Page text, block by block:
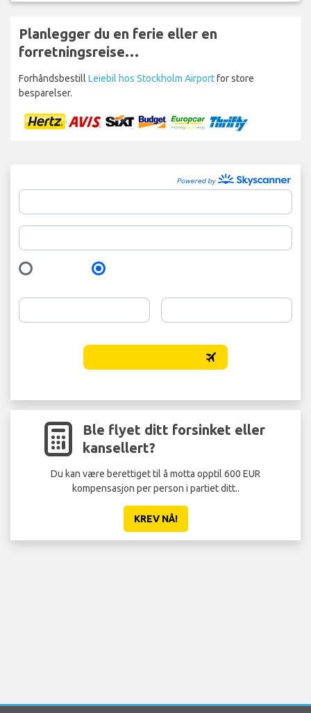
Planlegger du en ferie eller en
forretningsreise…
Forhåndsbestill Leiebil hos Stockholm Airportfor store
besparelser.
Ble flyet ditt forsinket eller
kansellert?
Du kan være berettiget til å motta opptil 600 EUR
kompensasjon per person i partiet ditt..
KREV NÅ!